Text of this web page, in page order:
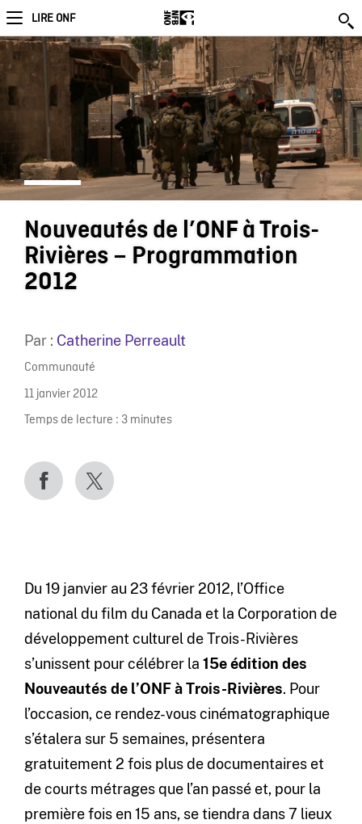
LIRE ONF
Nouveautés de l’ONF à Trois-
Rivières – Programmation
2012
Par : Catherine Perreault
Communauté
11 janvier 2012
Temps de lecture : 3 minutes
Du 19 janvier au 23 février 2012, l’Office
national du film du Canada et la Corporation de
développement culturel de Trois-Rivières
s’unissent pour célébrer la 15e édition des
Nouveautés de l’ONF à Trois-Rivières. Pour
l’occasion, ce rendez-vous cinématographique
s’étalera sur 5 semaines, présentera
gratuitement 2 fois plus de documentaires et
de courts métrages que l’an passé et, pour la
première fois en 15 ans, se tiendra dans 7 lieux